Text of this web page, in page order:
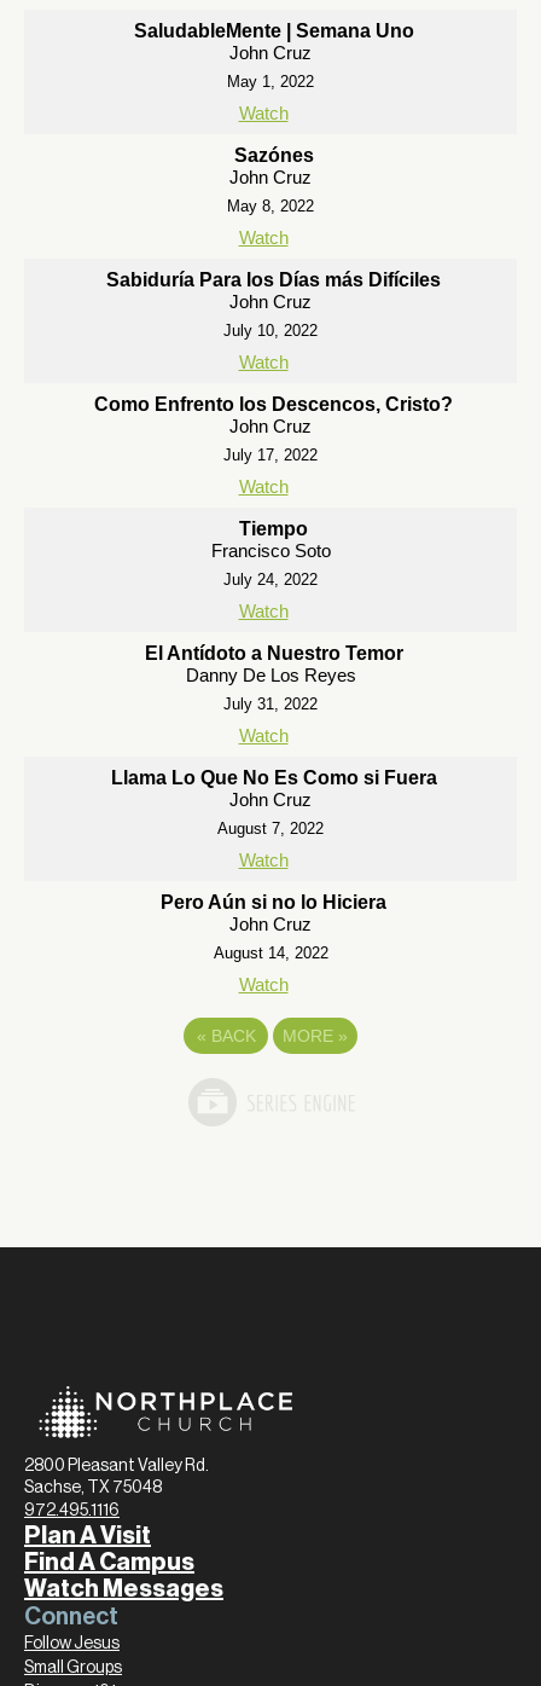
SaludableMente | Semana Uno
John Cruz
May 1, 2022
Watch
Sazónes
John Cruz
May 8, 2022
Watch
Sabiduría Para los Días más Difíciles
John Cruz
July 10, 2022
Watch
Como Enfrento los Descencos, Cristo?
John Cruz
July 17, 2022
Watch
Tiempo
Francisco Soto
July 24, 2022
Watch
El Antídoto a Nuestro Temor
Danny De Los Reyes
July 31, 2022
Watch
Llama Lo Que No Es Como si Fuera
John Cruz
August 7, 2022
Watch
Pero Aún si no lo Hiciera
John Cruz
August 14, 2022
Watch
« BACK MORE »
2800 Pleasant Valley Rd.
Sachse, TX 75048
972.495.1116
Plan A Visit
Find A Campus
Watch Messages
Connect
Follow Jesus
Small Groups